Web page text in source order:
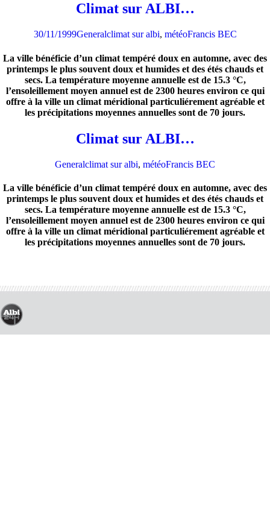
Climat sur ALBI…
30/11/1999Generalclimat sur albi, météoFrancis BEC
La ville bénéficie d’un climat tempéré doux en automne, avec des
printemps le plus souvent doux et humides et des étés chauds et
secs. La température moyenne annuelle est de 15.3 °C,
l’ensoleillement moyen annuel est de 2300 heures environ ce qui
offre à la ville un climat méridional particuliérement agréable et
les précipitations moyennes annuelles sont de 70 jours.
Climat sur ALBI…
Generalclimat sur albi, météoFrancis BEC
La ville bénéficie d’un climat tempéré doux en automne, avec des
printemps le plus souvent doux et humides et des étés chauds et
secs. La température moyenne annuelle est de 15.3 °C,
l’ensoleillement moyen annuel est de 2300 heures environ ce qui
offre à la ville un climat méridional particuliérement agréable et
les précipitations moyennes annuelles sont de 70 jours.